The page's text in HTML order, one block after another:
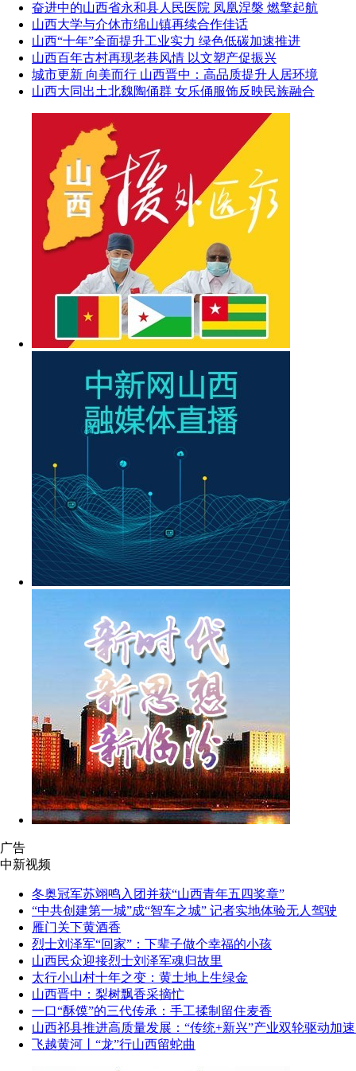
奋进中的山西省永和县人民医院 凤凰涅槃 燃擎起航
山西大学与介休市绵山镇再续合作佳话
山西“十年”全面提升工业实力 绿色低碳加速推进
山西百年古村再现老巷风情 以文塑产促振兴
城市更新 向美而行 山西晋中：高品质提升人居环境
山西大同出土北魏陶俑群 女乐俑服饰反映民族融合
广告
中新视频
冬奥冠军苏翊鸣入团并获“山西青年五四奖章”
“中共创建第一城”成“智车之城” 记者实地体验无人驾驶
雁门关下黄酒香
烈士刘泽军“回家”：下辈子做个幸福的小孩
山西民众迎接烈士刘泽军魂归故里
太行小山村十年之变：黄土地上生绿金
山西晋中：梨树飘香采摘忙
一口“酥馍”的三代传承：手工揉制留住麦香
山西祁县推进高质量发展：“传统+新兴”产业双轮驱动加
飞越黄河丨“龙”行山西留蛇曲